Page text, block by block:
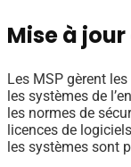
Mise à
Les MSP gèrent
les systèmes de
les normes de
licences de
les systèmes sont